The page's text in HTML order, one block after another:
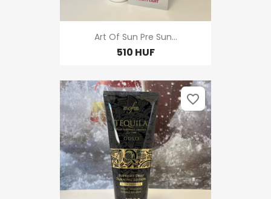
Art Of Sun Pre Sun...
510 HUF
favorite_border